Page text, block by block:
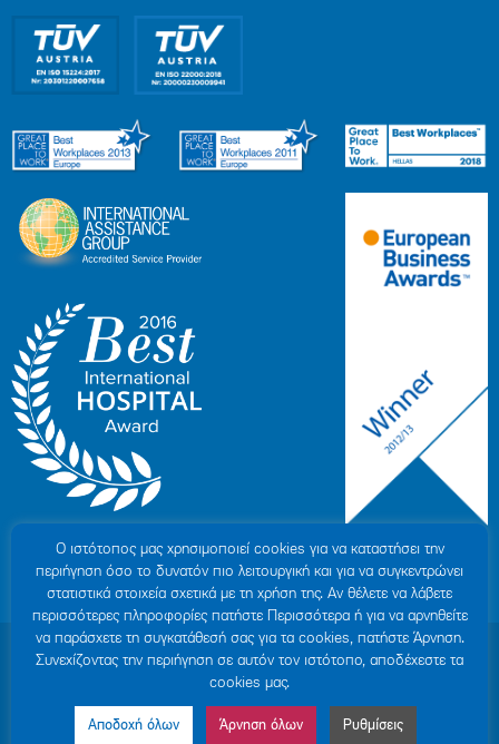
© 2007-2026 ΥΓΕΙΑ Μ.Α.Ε |
ΓΕΜΗ: 000279901000
Όροι Χρήσης
| Πολιτική Προστασίας Προσωπικών Δεδομένων
Δήλωση Απορρήτου
Ο ιστότοπoς μας χρησιμοποιεί cookies για να καταστήσει την
περιήγηση όσο το δυνατόν πιο λειτουργική και για να συγκεντρώνει
στατιστικά στοιχεία σχετικά με τη χρήση της. Αν θέλετε να λάβετε
περισσότερες πληροφορίες πατήστε Περισσότερα ή για να αρνηθείτε
να παράσχετε τη συγκατάθεσή σας για τα cookies, πατήστε Άρνηση.
Συνεχίζοντας την περιήγηση σε αυτόν τον ιστότοπο, αποδέχεστε τα
cookies μας.
Αποδοχή όλων Άρνηση όλων Ρυθμίσεις